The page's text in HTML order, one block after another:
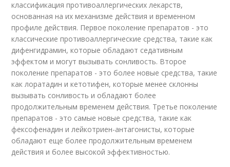
классификация противоаллергических лекарств,
основанная на их механизме действия и временном
профиле действия. Первое поколение препаратов - это
классические противоаллергические средства, такие как
дифенгидрамин, которые обладают седативным
эффектом и могут вызывать сонливость. Второе
поколение препаратов - это более новые средства, такие
как лоратадин и кетотифен, которые менее склонны
вызывать сонливость и обладают более
продолжительным временем действия. Третье поколение
препаратов - это самые новые средства, такие как
фексофенадин и лейкотриен-антагонисты, которые
обладают еще более продолжительным временем
действия и более высокой эффективностью.